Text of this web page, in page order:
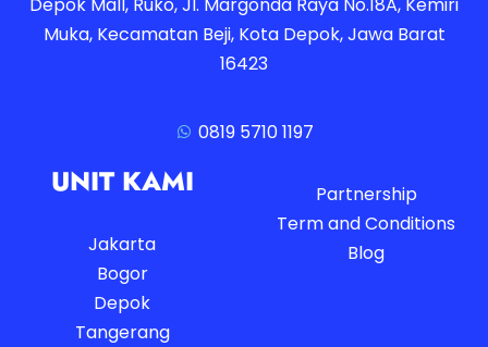
Muka, Kecamatan Beji, Kota Depok, Jawa Barat
16423
0819 5710 1197
UNIT KAMI
Jakarta
Bogor
Depok
Tangerang
Partnership
Term and Conditions
Blog